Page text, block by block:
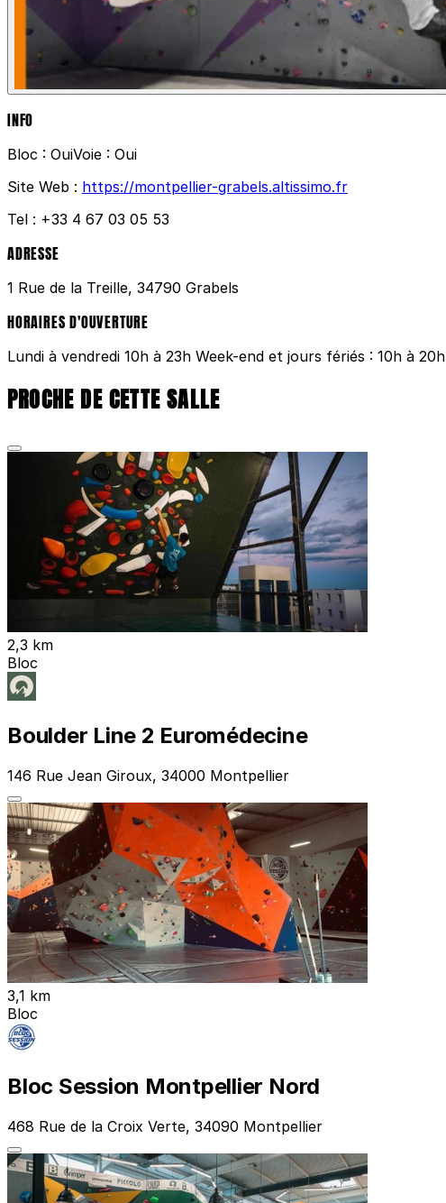
INFO
Bloc : OuiVoie : Oui
Site Web : https://montpellier-grabels.altissimo.fr
Tel : +33 4 67 03 05 53
ADRESSE
1 Rue de la Treille, 34790 Grabels
HORAIRES D'OUVERTURE
Lundi à vendredi 10h à 23h Week-end et jours fériés : 10h à 20h
PROCHE DE CETTE SALLE
2,3 km
Bloc
Boulder Line 2 Euromédecine
146 Rue Jean Giroux, 34000 Montpellier
3,1 km
Bloc
Bloc Session Montpellier Nord
468 Rue de la Croix Verte, 34090 Montpellier